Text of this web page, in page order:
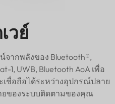
วย์
ากพลังของ Bluetooth®,
1, UWB, Bluetooth AoA เพื่อ
เชื่อถือได้ระหว่างอุปกรณ์ปลาย
ยของระบบติดตามของคุณ